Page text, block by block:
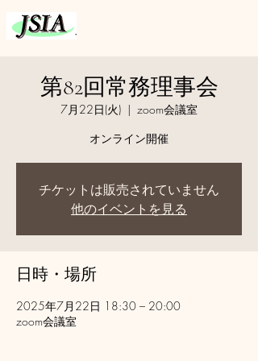
第82回常務理事会
7月22日(火)
  |
zoom会議室
オンライン開催
チケットは販売されていません
他のイベントを見る
日時・場所
2025年7月22日 18:30 – 20:00
zoom会議室